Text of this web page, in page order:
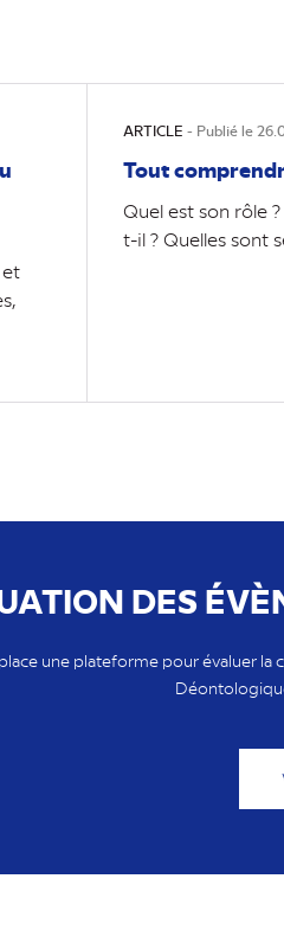
ARTICLE - Publié le
Tout
Quel est son rôle
t-il ? Quelles sont
DES
une plateforme pour évaluer la